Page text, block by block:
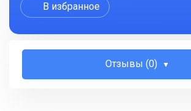
В избранное
Отзывы (0)